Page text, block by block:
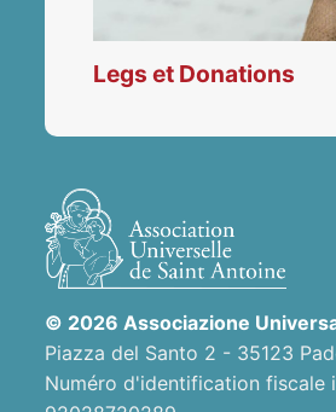
Legs et Donations
© 2026 Associazione
Piazza del Santo 2 - 35123
Numéro d'identification fiscale